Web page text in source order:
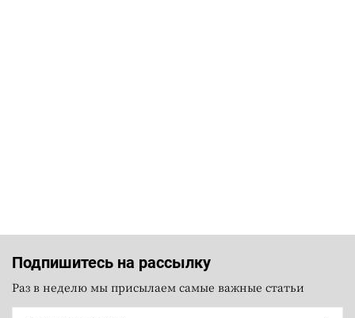
Подпишитесь на рассылку
Раз в неделю мы присылаем самые важные статьи